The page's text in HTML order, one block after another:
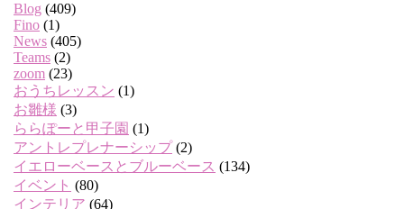
Blog (409)
Fino (1)
News (405)
Teams (2)
zoom (23)
おうちレッスン (1)
お雛様 (3)
ららぽーと甲子園 (1)
アントレプレナーシップ(2)
イエローベースとブルーベース (134)
イベント (80)
インテリア (64)